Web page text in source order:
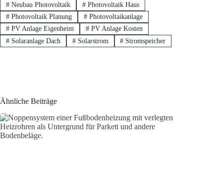
#Neubau Photovoltaik #Photovoltaik Haus
#Photovoltaik Planung #Photovoltaikanlage
#PV Anlage Eigenheim #PV Anlage Kosten
#Solaranlage Dach #Solarstrom # Stromspeicher
Ähnliche Beiträge